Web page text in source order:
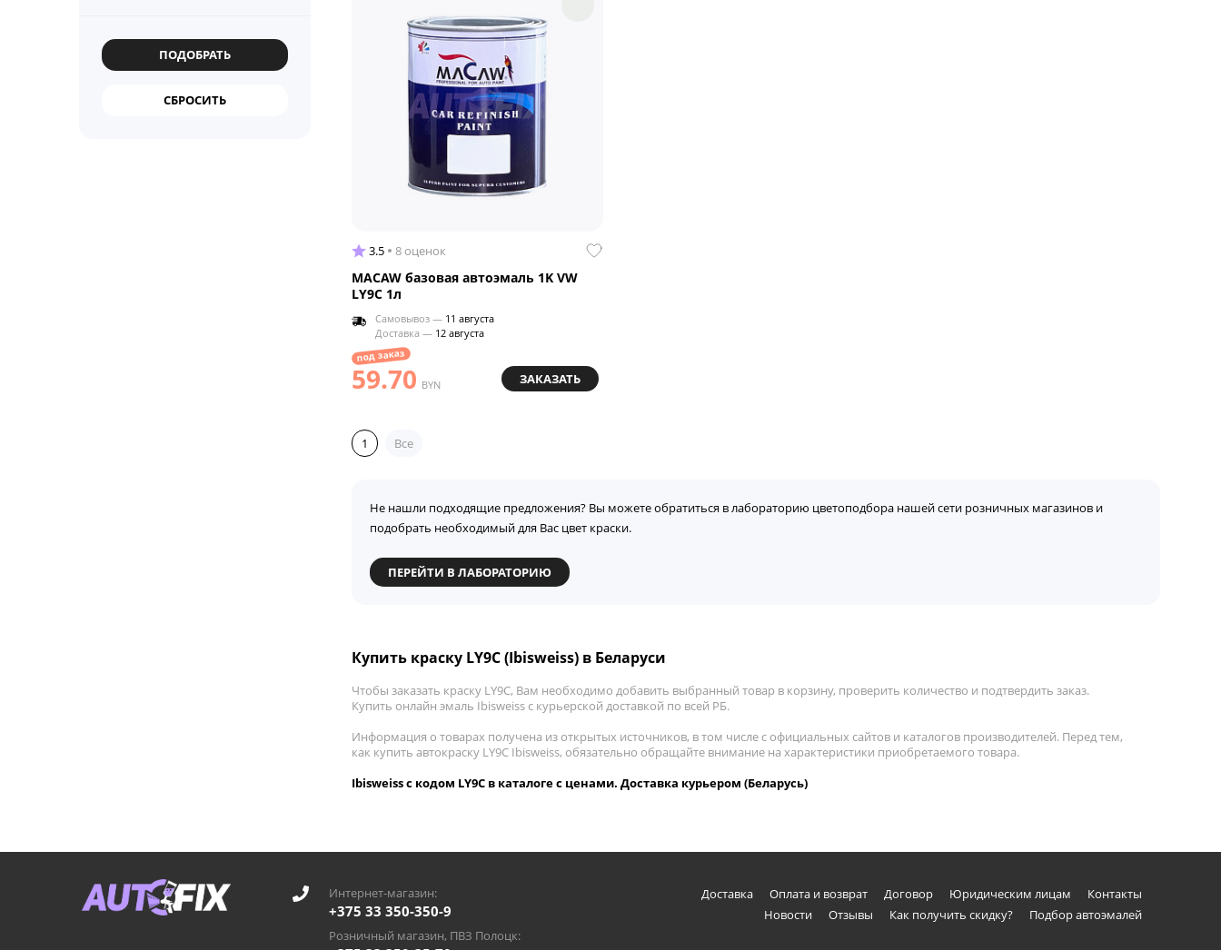
3.5 8 оценок
MACAW базовая автоэмаль 1K VW
LY9C 1л
Самовывоз — 11 августа
Доставка — 12 августа
под заказ
59.70 BYN ЗАКАЗАТЬ
1 Все
Не нашли подходящие предложения? Вы можете обратиться в лабораторию цветоподбора нашей сети розничных магазинов и
подобрать необходимый для Вас цвет краски.
ПЕРЕЙТИ В ЛАБОРАТОРИЮ
Купить краску LY9C (Ibisweiss) в Беларуси
Чтобы заказать краску LY9C, Вам необходимо добавить выбранный товар в корзину, проверить количество и подтвердить заказ.
Купить онлайн эмаль Ibisweiss с курьерской доставкой по всей РБ.
Информация о товарах получена из открытых источников, в том числе с официальных сайтов и каталогов производителей. Перед тем,
как купить автокраску LY9C Ibisweiss, обязательно обращайте внимание на характеристики приобретаемого товара.
Ibisweiss с кодом LY9C в каталоге с ценами. Доставка курьером (Беларусь)
Интернет-магазин:
+375 33 350-350-9
Розничный магазин, ПВЗ Полоцк:
Доставка Оплата и возврат Договор Юридическим лицам
Контакты
Новости
Отзывы Как получить скидку? Подбор автоэмалей